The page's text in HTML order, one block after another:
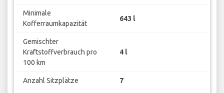
Minimale
Kofferraumkapazität
643 l
Gemischter
Kraftstoffverbrauch pro
100 km
4 l
Anzahl Sitzplätze 7